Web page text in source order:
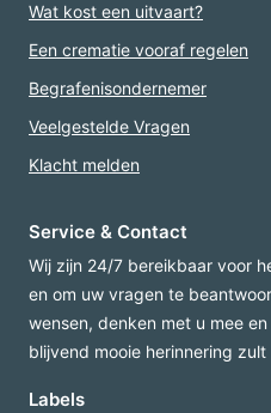
Wat kost een uitvaart?
Een crematie vooraf regelen
Begrafenisondernemer
Veelgestelde Vragen
Klacht melden
Service & Contact
Wij zijn 24/7 bereikbaar voor
en om uw vragen te
wensen, denken met u mee
blijvend mooie herinnering zult
Labels